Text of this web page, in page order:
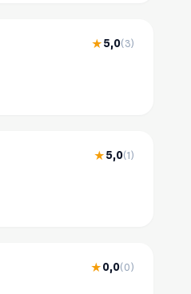
★5,0(3)
★5,0(1)
★0,0(0)